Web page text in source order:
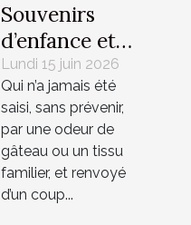
Souvenirs
d’enfance et
madeleines de
Proust
revisités
Lundi 15 juin 2026
Qui n’a jamais été
saisi, sans prévenir,
par une odeur de
gâteau ou un tissu
familier, et renvoyé
d’un coup...